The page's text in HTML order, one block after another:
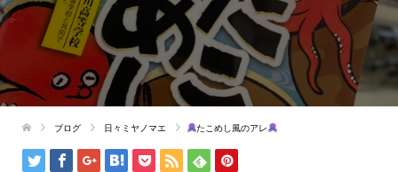
ブログ 日々ミヤノマエ たこめし風のアレ